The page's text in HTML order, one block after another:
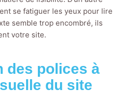
se fatiguer les yeux pour lire
semble trop encombré, ils
votre site.
des polices à
du site